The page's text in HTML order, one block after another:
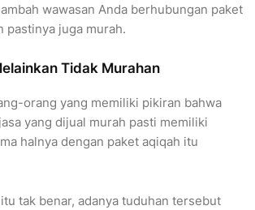
wawasan Anda berhubungan paket
pastinya juga murah.
Tidak Murahan
orang yang memiliki pikiran bahwa
yang dijual murah pasti memiliki
halnya dengan paket aqiqah itu
tak benar, adanya tuduhan tersebut